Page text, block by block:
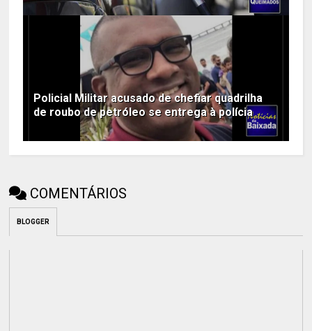
Policial Militar acusado de chefiar quadrilha
de roubo de petróleo se entrega à polícia
COMENTÁRIOS
BLOGGER